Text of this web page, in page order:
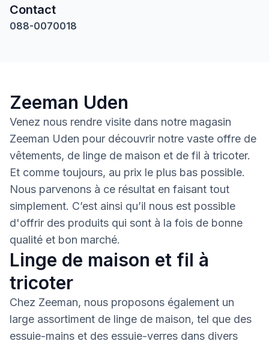
Contact
088-0070018
Zeeman Uden
Venez nous rendre visite dans notre magasin
Zeeman Uden pour découvrir notre vaste offre de
vêtements, de linge de maison et de fil à tricoter.
Et comme toujours, au prix le plus bas possible.
Nous parvenons à ce résultat en faisant tout
simplement. C’est ainsi qu’il nous est possible
d'offrir des produits qui sont à la fois de bonne
qualité et bon marché.
Linge de maison et fil à
tricoter
Chez Zeeman, nous proposons également un
large assortiment de linge de maison, tel que des
essuie-mains et des essuie-verres dans divers